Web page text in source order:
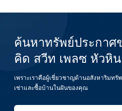
ค้นหาทรัพย์ประกาศ
คิด สวีท เพลซ หัวหิน
เพราะเราคือผู้เชี่ยวชาญด้านอสังหาริมท
เช่าและซื้อบ้านในฝันของคุณ